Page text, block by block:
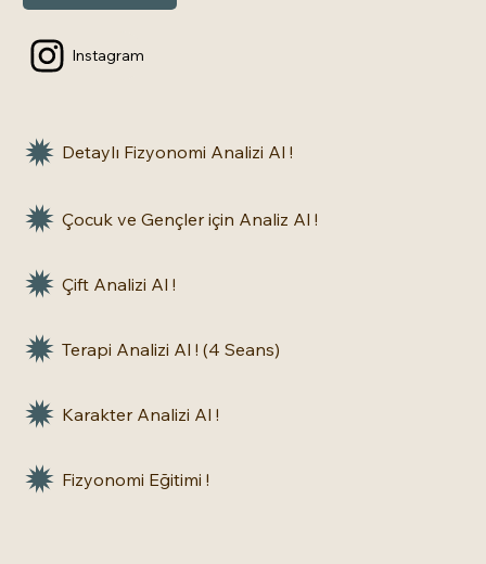
Instagram
Detaylı Fizyonomi Analizi Al !
Karakter Analizi Al !
Çocuk ve Gençler için Analiz Al !
Terapi Analizi Al ! (4 Seans)
Çift Analizi Al !
Fizyonomi Eğitimi !